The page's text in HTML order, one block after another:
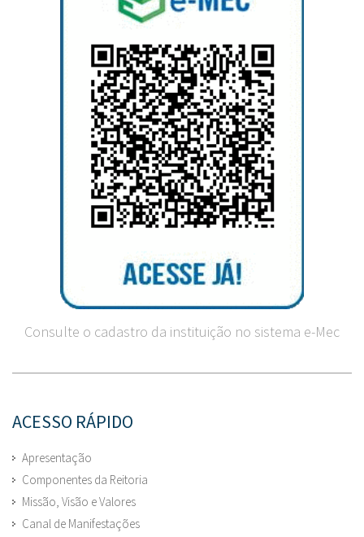
Consulte o cadastro da instituição no sistema e-Mec
ACESSO RÁPIDO
Apresentação
Componentes da Reitoria
Missão, Visão e Valores
Canal de Manifestações